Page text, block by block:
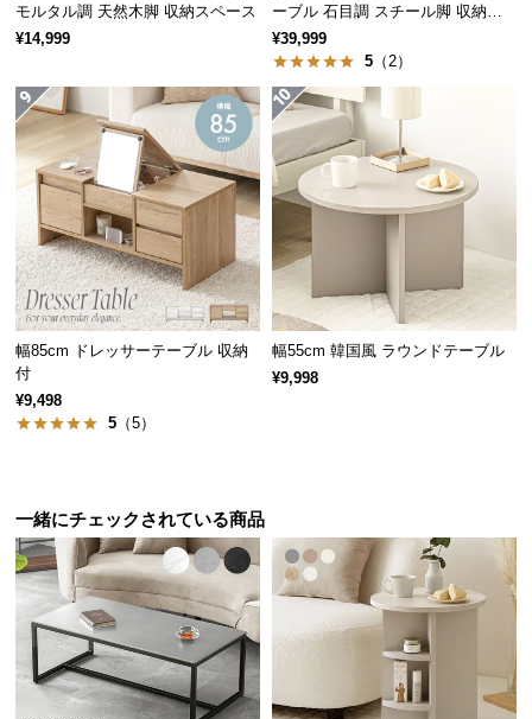
い
て
返
品・
キ
ャ
セ
ル
に
つ
い
保
つ
い
て
会
規
シリーズで揃えてトータ
ルコーデ
同シリーズの家具で揃えることで空間に統一性
が生まれ、すっきりとまとまった印象のお部屋
モルタル調 天然木脚 収納スペース
¥14,999
ーブル 石目調 スチール脚 収納ス
ペース 高さ34~54.5cm
¥39,999
5 （2）
幅85cm ドレッサーテーブル 収納
付
¥9,498
5 （5）
幅55cm 韓国風 ラウンドテーブル
¥9,998
一緒にチェックされている商品